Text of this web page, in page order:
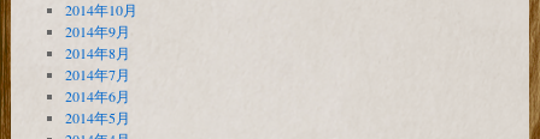
2014年10月
2014年9月
2014年8月
2014年7月
2014年6月
2014年5月